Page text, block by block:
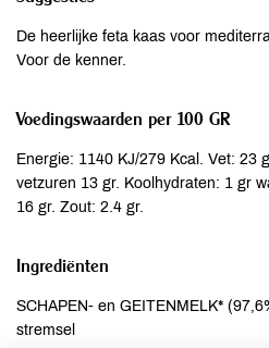
De heerlijke feta kaas voor
Voor de kenner.
Voedingswaarden per 100 GR
Energie: 1140 KJ/279 Kcal. Vet: 23
vetzuren 13 gr. Koolhydraten: 1 gr
16 gr. Zout: 2.4 gr.
Ingrediënten
SCHAPEN- en GEITENMELK*
stremsel